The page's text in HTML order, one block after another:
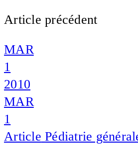
Article précédent
MAR
1
2010
MAR
1
Article Pédiatrie